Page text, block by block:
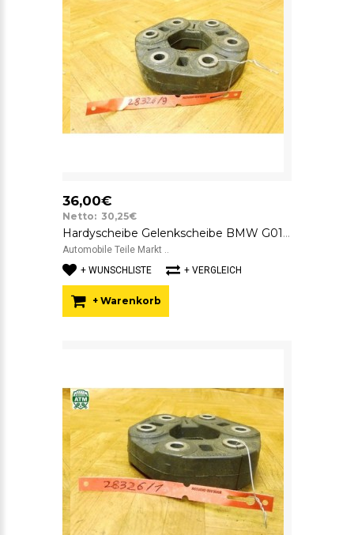
36,00€
Netto: 30,25€
Hardyscheibe Gelenkscheibe BMW G01 G02 G05 G06 G07 SGF 8832852 GAB01-063
Automobile Teile Markt ..
+ WUNSCHLISTE
+ VERGLEICH
+ Warenkorb